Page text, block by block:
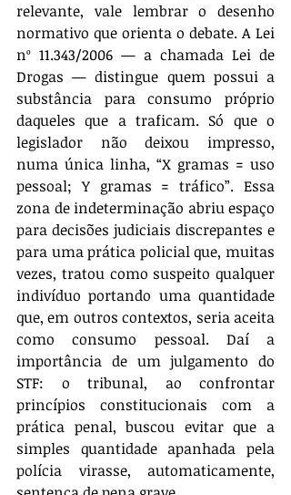
relevante, vale lembrar o desenho
normativo que orienta o debate. A Lei
nº 11.343/2006 — a chamada Lei de
Drogas — distingue quem possui a
substância para consumo próprio
daqueles que a traficam. Só que o
legislador não deixou impresso,
numa única linha, “X gramas = uso
pessoal; Y gramas = tráfico”. Essa
zona de indeterminação abriu espaço
para decisões judiciais discrepantes e
para uma prática policial que, muitas
vezes, tratou como suspeito qualquer
indivíduo portando uma quantidade
que, em outros contextos, seria aceita
como consumo pessoal. Daí a
importância de um julgamento do
STF: o tribunal, ao confrontar
princípios constitucionais com a
prática penal, buscou evitar que a
simples quantidade apanhada pela
polícia virasse, automaticamente,